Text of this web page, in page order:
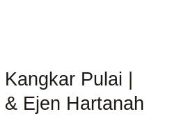
Pulai |
Ejen Hartanah